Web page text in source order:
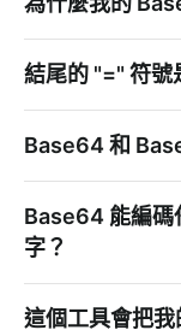
結尾的 "=" 符號
Base64 和
Base64 能編碼
字？
這個工具會把我